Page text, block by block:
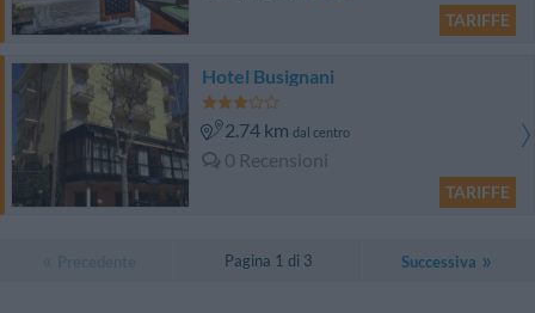
TARIFFE
Hotel Busignani
2.74 km dal centro
0 Recensioni
TARIFFE
Pagina 1 di 3 Successiva